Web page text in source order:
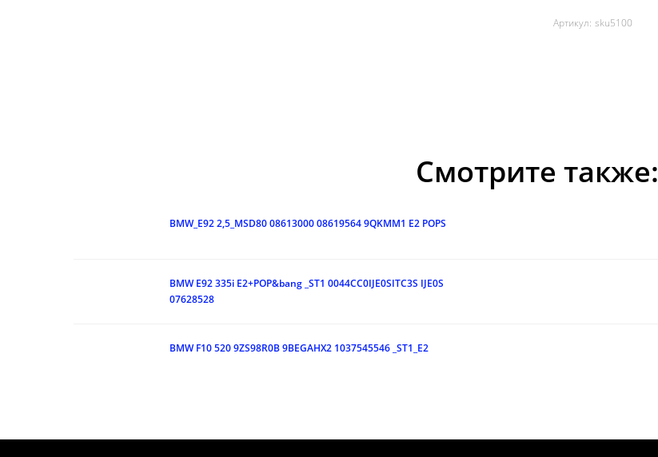
Артикул: sku5100
Смотрите также:
BMW_E92 2,5_MSD80 08613000 08619564 9QKMM1 E2 POPS
BMW E92 335i E2+POP&bang _ST1 0044CC0IJE0SITC3S IJE0S
07628528
BMW F10 520 9ZS98R0B 9BEGAHX2 1037545546 _ST1_E2